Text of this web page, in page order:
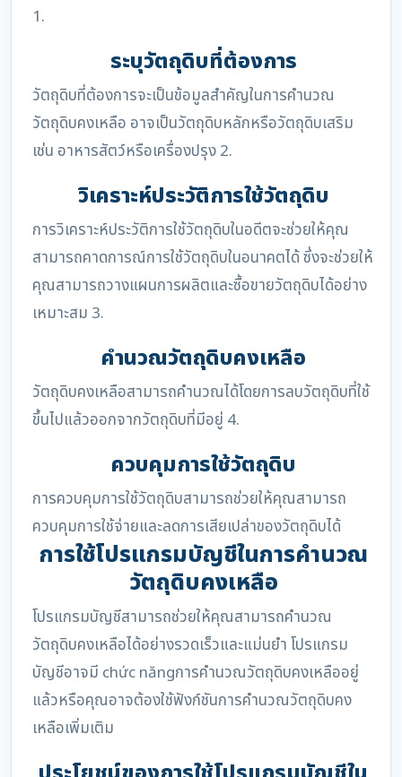
1.
ระบุวัตถุดิบที่ต้องการ
วัตถุดิบที่ต้องการจะเป็นข้อมูลสำคัญในการคำนวณ
วัตถุดิบคงเหลือ อาจเป็นวัตถุดิบหลักหรือวัตถุดิบเสริม
เช่น อาหารสัตว์หรือเครื่องปรุง 2.
วิเคราะห์ประวัติการใช้วัตถุดิบ
การวิเคราะห์ประวัติการใช้วัตถุดิบในอดีตจะช่วยให้คุณ
สามารถคาดการณ์การใช้วัตถุดิบในอนาคตได้ ซึ่งจะช่วยให้
คุณสามารถวางแผนการผลิตและซื้อขายวัตถุดิบได้อย่าง
เหมาะสม 3.
คำนวณวัตถุดิบคงเหลือ
วัตถุดิบคงเหลือสามารถคำนวณได้โดยการลบวัตถุดิบที่ใช้
ขึ้นไปแล้วออกจากวัตถุดิบที่มีอยู่ 4.
ควบคุมการใช้วัตถุดิบ
การควบคุมการใช้วัตถุดิบสามารถช่วยให้คุณสามารถ
ควบคุมการใช้จ่ายและลดการเสียเปล่าของวัตถุดิบได้
การใช้โปรแกรมบัญชีในการคำนวณ
วัตถุดิบคงเหลือ
โปรแกรมบัญชีสามารถช่วยให้คุณสามารถคำนวณ
วัตถุดิบคงเหลือได้อย่างรวดเร็วและแม่นยำ โปรแกรม
บัญชีอาจมี chức năngการคำนวณวัตถุดิบคงเหลืออยู่
แล้วหรือคุณอาจต้องใช้ฟังก์ชันการคำนวณวัตถุดิบคง
เหลือเพิ่มเติม